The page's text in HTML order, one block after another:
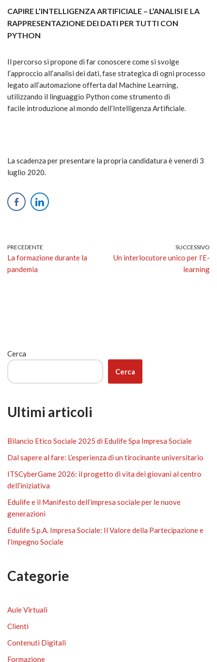
CAPIRE L’INTELLIGENZA ARTIFICIALE – L’ANALISI E LA
RAPPRESENTAZIONE DEI DATI PER TUTTI CON
PYTHON
Il percorso si propone di far conoscere come si svolge
l’approccio all’analisi dei dati, fase strategica di ogni processo
legato all’automazione offerta dal Machine Learning,
utilizzando il linguaggio Python come strumento di
facile introduzione al mondo dell’Intelligenza Artificiale.
La scadenza per presentare la propria candidatura è venerdì 3
luglio 2020.
PRECEDENTE
La formazione durante la
pandemia
SUCCESSIVO
Un interlocutore unico per l’E-
learning
Cerca
Cerca
Ultimi articoli
Bilancio Etico Sociale 2025 di Edulife Spa Impresa Sociale
Dal sapere al fare: L’esperienza di un tirocinante universitario
ITSCyberGame 2026: il progetto di vita dei giovani al centro
dell’iniziativa
Edulife e il Manifesto dell’impresa sociale per le nuove
generazioni
Edulife S.p.A. Impresa Sociale: Il Valore della Partecipazione e
l’Impegno Sociale
Categorie
Aule Virtuali
Clienti
Contenuti Digitali
Formazione